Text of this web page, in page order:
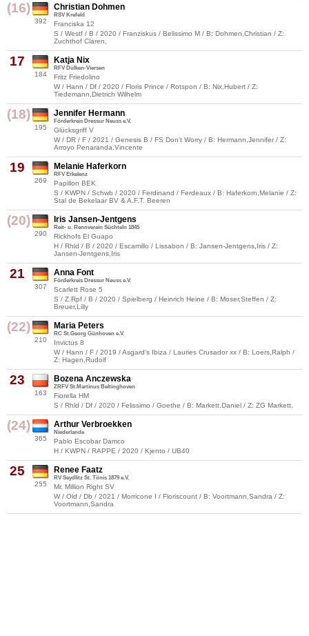
(16)
392
Christian Dohmen
RSV Krefeld
Franciska 12
S / Westf / B / 2020 / Franziskus / Belissimo M / B: Dohmen,Christian / Z:
Zuchthof Claren,
17
184
Katja Nix
RFV Dülken-Viersen
Fritz Friedolino
W / Hann / Df / 2020 / Floris Prince / Rotspon / B: Nix,Hubert / Z:
Tiedemann,Dietrich Wilhelm
(18)
195
Jennifer Hermann
Förderkreis Dressur Neuss e.V.
Glücksgriff V
W / DR / F / 2021 / Genesis B / FS Don't Worry / B: Hermann,Jennifer / Z:
Arroyo Penaranda,Vincente
19
269
Melanie Haferkorn
RFV Erkelenz
Papillon BEK
S / KWPN / Schwb / 2020 / Ferdinand / Ferdeaux / B: Haferkorn,Melanie / Z:
Stal de Bekelaar BV & A.F.T. Beeren
(20)
290
Iris Jansen-Jentgens
Reit- u. Rennverein Süchteln 1845
Rickhofs El Guapo
H / Rhld / B / 2020 / Escamillo / Lissabon / B: Jansen-Jentgens,Iris / Z:
Jansen-Jentgens,Iris
21
307
Anna Font
Förderkreis Dressur Neuss e.V.
Scarlett Rose 5
S / Z.Rpf / B / 2020 / Spielberg / Heinrich Heine / B: Moser,Steffen / Z:
Breuer,Lilly
(22)
210
Maria Peters
RC St.Georg Günhoven e.V.
Invictus 8
W / Hann / F / 2019 / Asgard's Ibiza / Lauries Crusador xx / B: Loers,Ralph /
Z: Hagen,Rudolf
23
163
Bozena Anczewska
ZRFV St.Martinus Beltinghoven
Fiorella HM
S / Rhld / Df / 2020 / Felissimo / Goethe / B: Markett,Daniel / Z: ZG Markett,
(24)
365
Arthur Verbroekken
Niederlande
Pablo Escobar Damco
H / KWPN / RAPPE / 2020 / Kjento / UB40
25
255
Renee Faatz
RV Seydlitz St. Tönis 1879 e.V.
Mr. Million Right SV
W / Old / Db / 2021 / Morricone I / Floriscount / B: Voortmann,Sandra / Z:
Voortmann,Sandra